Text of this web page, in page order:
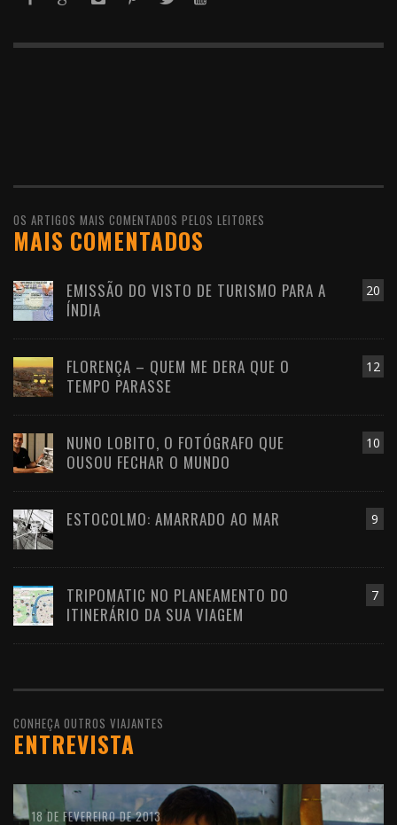
OS ARTIGOS MAIS COMENTADOS PELOS LEITORES
MAIS COMENTADOS
20
EMISSÃO DO VISTO DE TURISMO PARA A
ÍNDIA
12
FLORENÇA – QUEM ME DERA QUE O
TEMPO PARASSE
10
NUNO LOBITO, O FOTÓGRAFO QUE
OUSOU FECHAR O MUNDO
9
ESTOCOLMO: AMARRADO AO MAR
7
TRIPOMATIC NO PLANEAMENTO DO
ITINERÁRIO DA SUA VIAGEM
CONHEÇA OUTROS VIAJANTES
ENTREVISTA
10 DE FEVEREIRO DE 2016
18 DE FEVEREIRO DE 2013
11 DE OUTUBRO DE 2012